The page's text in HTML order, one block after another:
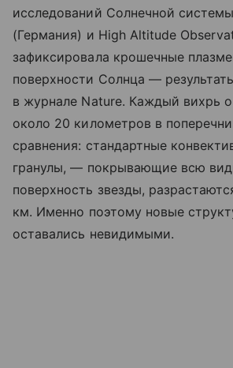
исследований Солнечной
(Германия) и High Altitude
зафиксировала крошечные
поверхности Солнца —
в журнале Nature. Каждый вихрь
около 20 километров в
сравнения: стандартные
гранулы, — покрывающие всю
поверхность звезды,
км. Именно поэтому новые
оставались невидимыми.